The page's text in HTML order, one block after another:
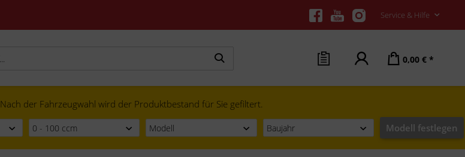
Service & Hilfe
0,00 € *
Nach der Fahrzeugwahl wird der Produktbestand für Sie gefiltert.
Modell festlegen